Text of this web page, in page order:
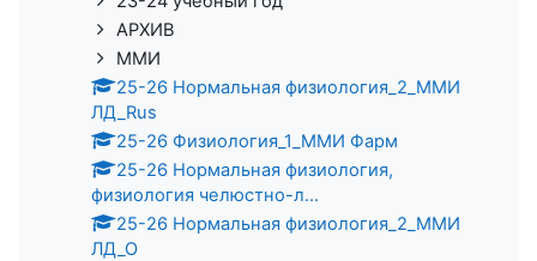
АРХИВ
ММИ
25-26 Нормальная физиология_2_ММИ
ЛД_Rus
25-26 Физиология_1_ММИ Фарм
25-26 Нормальная физиология,
физиология челюстно-л...
25-26 Нормальная физиология_2_ММИ
ЛД_О